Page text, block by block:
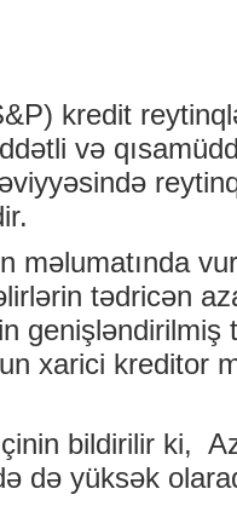
kredit
və
məlumatında
tədricən
genişləndirilmiş
xarici kreditor
bildirilir ki,
də yüksək